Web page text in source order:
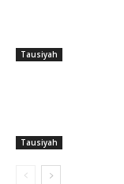
Tausiyah
Tausiyah